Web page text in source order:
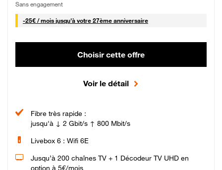
Sans engagement
-25€ / mois25 € par mois
jusqu'à votre 27ème anniversaire
Choisir cette offre
Voir le détail
Fibre très rapide :
jusqu'à ↓ 2 Gbit/s ↑ 800 Mbit/s
Livebox 6 : Wifi 6E
Jusqu’à 200 chaînes TV + 1 Décodeur TV UHD en
option à 5€/mois